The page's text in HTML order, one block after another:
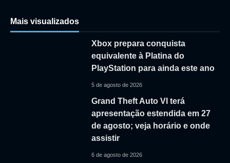
Mais visualizados
Xbox prepara conquista
equivalente à Platina do
PlayStation para ainda este ano
5 de agosto de 2026
Grand Theft Auto VI terá
apresentação estendida em 27
de agosto; veja horário e onde
assistir
6 de agosto de 2026